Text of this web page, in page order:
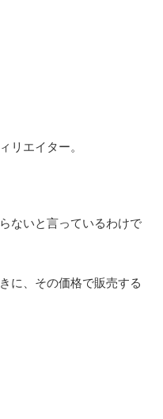
リエイター。
ないと言っているわけで
に、その価格で販売する